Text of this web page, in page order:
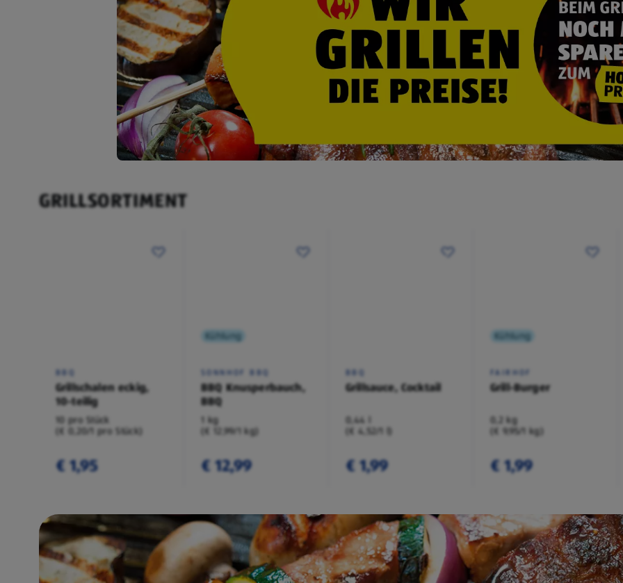
GRILLSORTIMENT
BBQ
Grillschalen eckig,
10-teilig
10 pro Stück
(€ 0,20/1 pro Stück)
€ 1,95
Kühlung
SONNHOF BBQ
BBQ Knusperbauch,
BBQ
1 kg
(€ 12,99/1 kg)
€ 12,99
BBQ
Grillsauce, Cocktail
0,44 l
(€ 4,52/1 l)
€ 1,99
Kühlung
FAIRHOF
Grill-Burger
0,2 kg
(€ 9,95/1 kg)
€ 1,99